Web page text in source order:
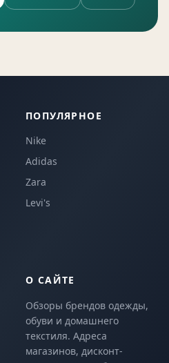
ПОПУЛЯРНОЕ
Nike
Adidas
Zara
Levi's
О САЙТЕ
Обзоры брендов одежды,
обуви и домашнего
текстиля. Адреса
магазинов, дисконт-